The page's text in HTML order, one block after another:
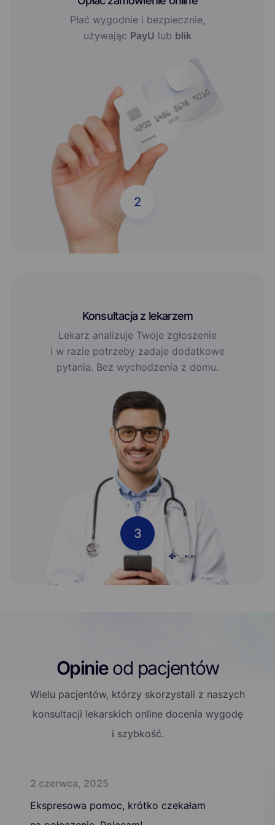
Płać wygodnie i bezpiecznie,
używając PayU lub blik
2
Konsultacja z lekarzem
Lekarz analizuje Twoje zgłoszenie
i w razie potrzeby zadaje dodatkowe
pytania. Bez wychodzenia z domu.
3
Opinieod pacjentów
Wielu pacjentów, którzy skorzystali z naszych
konsultacji lekarskich online docenia wygodę
i szybkość.
2025
pomoc, krótko czekałam